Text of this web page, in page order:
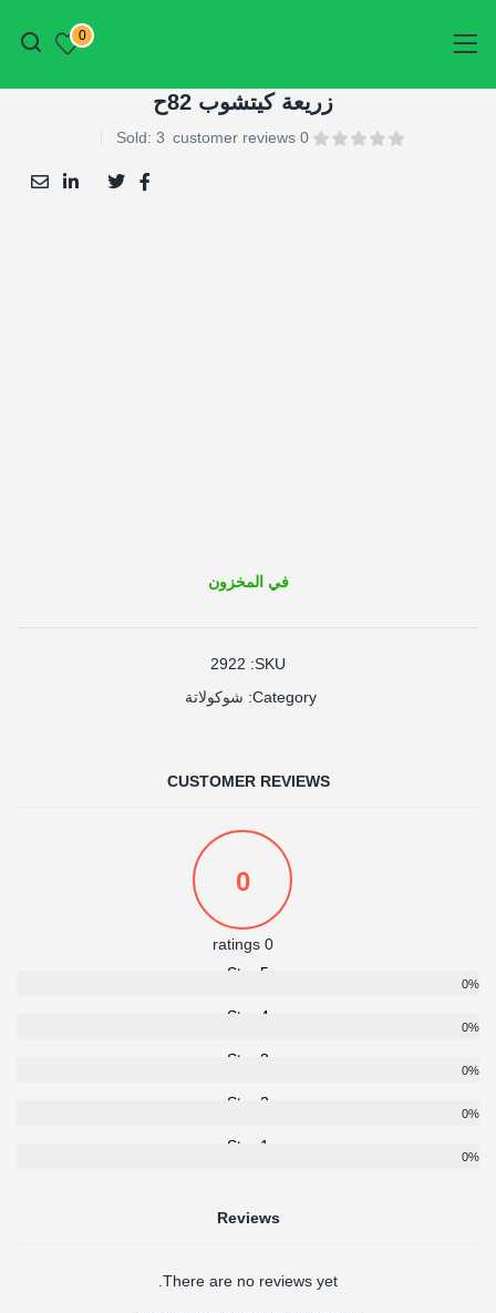
أتمم الطلب
0
زريعة كيتشوب 82ح
0
customer reviews
Sold: 3
في المخزون
SKU:
2922
Category: شوكولاتة
CUSTOMER REVIEWS
0
0 ratings
5 Star
0%
4 Star
0%
3 Star
0%
2 Star
0%
1 Star
0%
Reviews
There are no reviews yet.